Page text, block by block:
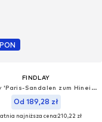
FINDLAY
Sandały 'Paris-Sandalen zum Hineinschlüpfen'
Od 189,28 zł
najniższa cena:210,22 zł